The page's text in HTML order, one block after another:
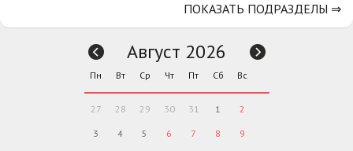
ПОКАЗАТЬ ПОДРАЗДЕЛЫ ⇒
Август 2026
Пн Вт Ср Чт Пт Сб Вс
27 28 29 30 31 1 2
3 4 5 6 7 8 9